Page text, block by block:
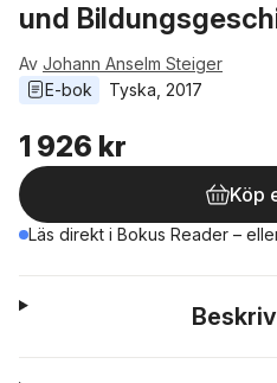
und
Av Johann Anselm Steiger
E-bok
Tyska 2017
1 926 kr
Köp
Läs direkt i Bokus Reader –